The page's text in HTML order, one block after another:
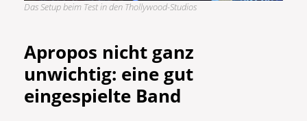
Das Setup beim Test in den Thollywood-Studios
Apropos nicht ganz
unwichtig: eine gut
eingespielte Band